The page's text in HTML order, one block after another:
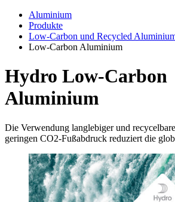
Aluminium
Produkte
Low-Carbon und Recycled
Low-Carbon Aluminium
Hydro Low-Carbon
Aluminium
Die Verwendung langlebiger und
geringen CO2-Fußabdruck reduziert die